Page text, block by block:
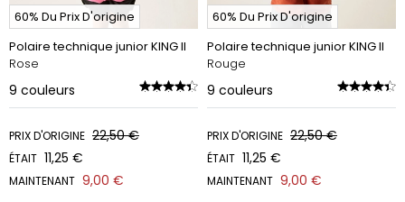
60% Du Prix D'origine
Polaire technique junior KING II
Rose
9 couleurs
PRIX D'ORIGINE 22,50 €
ÉTAIT 11,25 €
MAINTENANT 9,00 €
60% Du Prix D'origine
Polaire technique junior KING II
Rouge
9 couleurs
PRIX D'ORIGINE 22,50 €
ÉTAIT 11,25 €
MAINTENANT 9,00 €